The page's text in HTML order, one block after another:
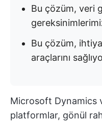
Bu çözüm, veri
Bu çözüm,
araçlarını
Microsoft Dynamics
platformlar, gönül